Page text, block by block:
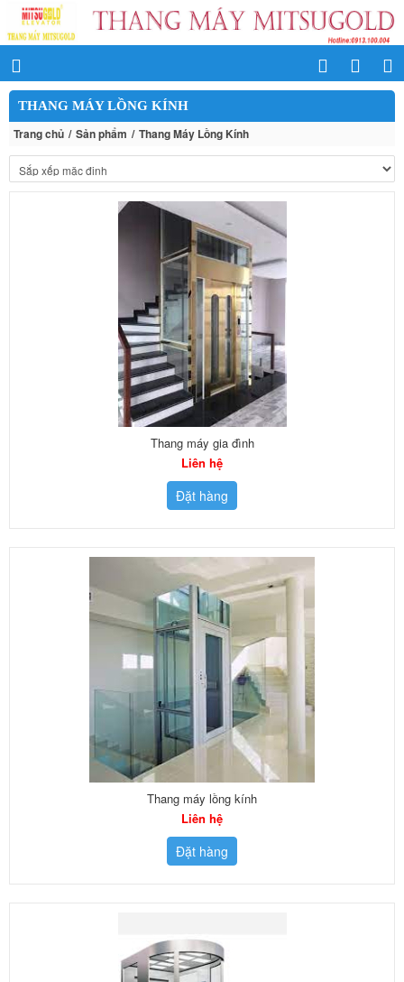
THANG MÁY LỒNG KÍNH
Trang chủ Sản phẩm Thang Máy Lồng Kính
Thang máy gia đình
Liên hệ
Đặt hàng
Thang máy lồng kính
Liên hệ
Đặt hàng